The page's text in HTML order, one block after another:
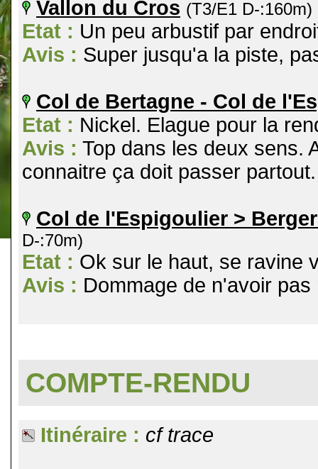
Vallon du Cros (T3/E1 D-:160m)
Etat : Un peu arbustif par
Avis : Super jusqu'a la piste,
Col de Bertagne - Col de
Etat : Nickel. Elague pour la
Avis : Top dans les deux sens.
connaitre ça doit passer partout.
Col de l'Espigoulier >
D-:70m)
Etat : Ok sur le haut, se ravine
Avis : Dommage de n'avoir
COMPTE-RENDU
Itinéraire : cf trace